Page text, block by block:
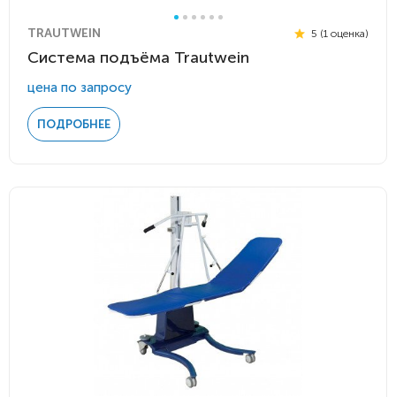
TRAUTWEIN 5 (1 оценка)
Система подъёма Trautwein
цена по запросу
ПОДРОБНЕЕ